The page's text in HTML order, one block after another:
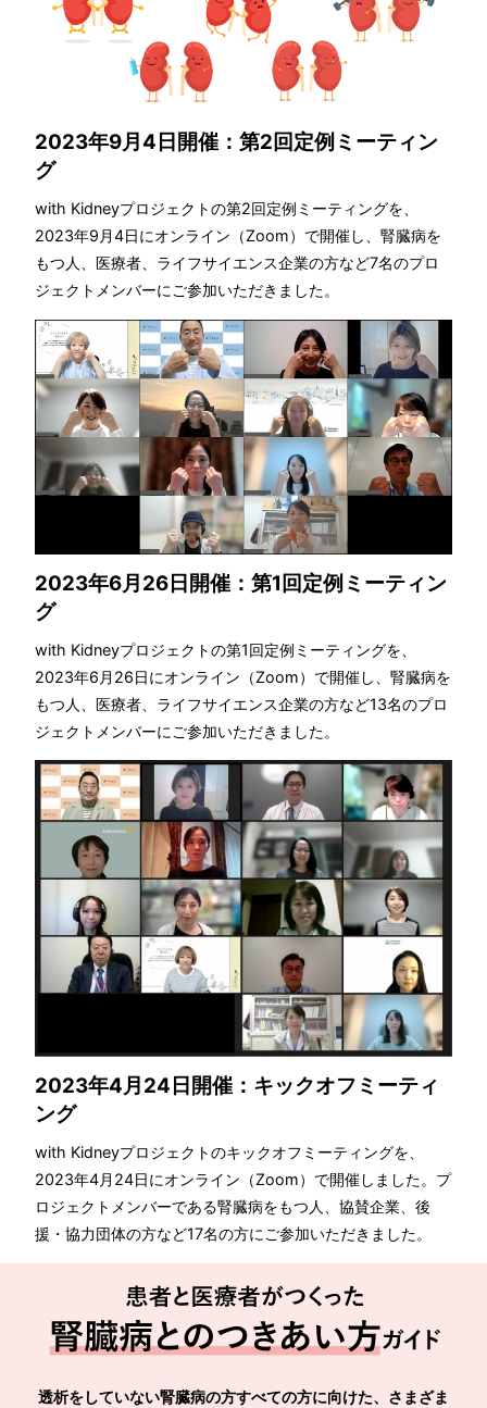
2023年9月4日開催：第2回定例ミーティン
グ
with Kidneyプロジェクトの第2回定例ミーティングを、
2023年9月4日にオンライン（Zoom）で開催し、腎臓病を
もつ人、医療者、ライフサイエンス企業の方など7名のプロ
ジェクトメンバーにご参加いただきました。
2023年6月26日開催：第1回定例ミーティン
グ
with Kidneyプロジェクトの第1回定例ミーティングを、
2023年6月26日にオンライン（Zoom）で開催し、腎臓病を
もつ人、医療者、ライフサイエンス企業の方など13名のプロ
ジェクトメンバーにご参加いただきました。
2023年4月24日開催：キックオフミーティ
ング
with Kidneyプロジェクトのキックオフミーティングを、
2023年4月24日にオンライン（Zoom）で開催しました。プ
ロジェクトメンバーである腎臓病をもつ人、協賛企業、後
援・協力団体の方など17名の方にご参加いただきました。
透析をしていない腎臓病の方すべての方に向けた、さまざま